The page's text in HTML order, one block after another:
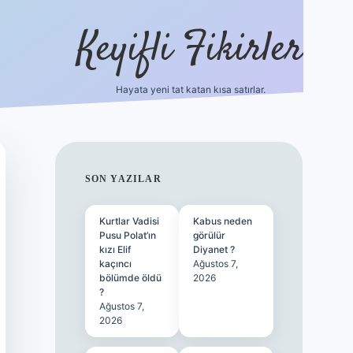
Keyifli Fikirler
Hayata yeni tat katan kısa satırlar.
SIDEBAR
SON YAZILAR
Kurtlar Vadisi
Pusu Polat’ın
kızı Elif
kaçıncı
bölümde öldü
?
Ağustos 7,
2026
Kabus neden
görülür
Diyanet ?
Ağustos 7,
2026
vd casino giriş